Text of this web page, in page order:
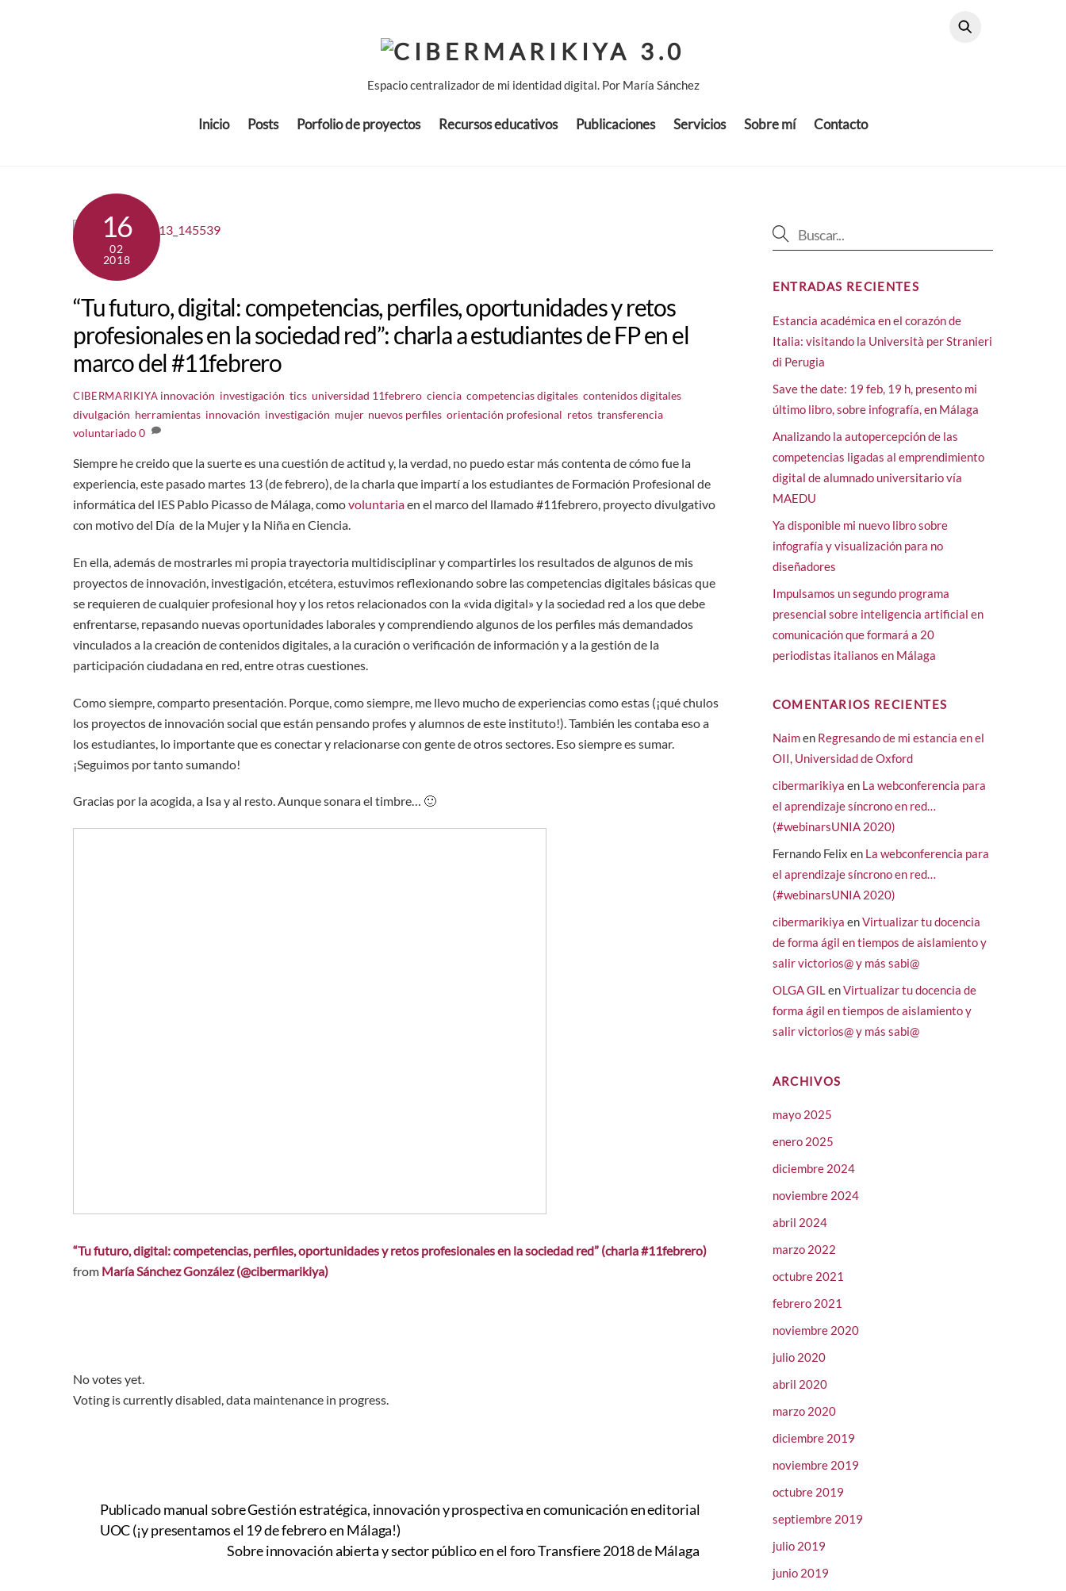
Espacio centralizador de mi identidad digital. Por María Sánchez
Inicio Posts Porfolio de proyectos Recursos educativos Publicaciones Servicios Sobre mí Contacto
16
02
2018
“Tu futuro, digital: competencias, perfiles, oportunidades y retos
profesionales en la sociedad red”: charla a estudiantes de FP en el
marco del #11febrero
CIBERMARIKIYA innovación investigación ,tics ,universidad 11febrero ,ciencia ,competencias digitales ,contenidos digitales
divulgación herramientas innovación investigación mujer, nuevos perfiles orientación profesional retos transferencia
voluntariado0
Siempre he creido que la suerte es una cuestión de actitud y, la verdad, no puedo estar más contenta de cómo fue la
experiencia, este pasado martes 13 (de febrero), de la charla que impartí a los estudiantes de Formación Profesional de
informática del IES Pablo Picasso de Málaga, comovoluntariaen el marco del llamado #11febrero, proyecto divulgativo
con motivo del Día de la Mujer y la Niña en Ciencia.
En ella, además de mostrarles mi propia trayectoria multidisciplinar y compartirles los resultados de algunos de mis
proyectos de innovación, investigación, etcétera, estuvimos reflexionando sobre las competencias digitales básicas que
se requieren de cualquier profesional hoy y los retos relacionados con la «vida digital» y la sociedad red a los que debe
enfrentarse, repasando nuevas oportunidades laborales y comprendiendo algunos de los perfiles más demandados
vinculados a la creación de contenidos digitales, a la curación o verificación de información y a la gestión de la
participación ciudadana en red, entre otras cuestiones.
Como siempre, comparto presentación. Porque, como siempre, me llevo mucho de experiencias como estas (¡qué chulos
los proyectos de innovación social que están pensando profes y alumnos de este instituto!). También les contaba eso a
los estudiantes, lo importante que es conectar y relacionarse con gente de otros sectores. Eso siempre es sumar.
¡Seguimos por tanto sumando!
Gracias por la acogida, a Isa y al resto. Aunque sonara el timbre… 🙂
“Tu futuro, digital: competencias, perfiles, oportunidades y retos profesionales en la sociedad red” (charla #11febrero)
from María Sánchez González (@cibermarikiya)
No votes yet.
Voting is currently disabled, data maintenance in progress.
Publicado manual sobre Gestión estratégica, innovación y prospectiva en comunicación en editorial
UOC (¡y presentamos el 19 de febrero en Málaga!)
Sobre innovación abierta y sector público en el foro Transfiere 2018 de Málaga
ENTRADAS RECIENTES
Estancia académica en el corazón de
Italia: visitando la Università per Stranieri
di Perugia
Save the date: 19 feb, 19 h, presento mi
último libro, sobre infografía, en Málaga
Analizando la autopercepción de las
competencias ligadas al emprendimiento
digital de alumnado universitario vía
MAEDU
Ya disponible mi nuevo libro sobre
infografía y visualización para no
diseñadores
Impulsamos un segundo programa
presencial sobre inteligencia artificial en
comunicación que formará a 20
periodistas italianos en Málaga
COMENTARIOS RECIENTES
Naimen Regresando de mi estancia en el
OII, Universidad de Oxford
cibermarikiya en La webconferencia para
el aprendizaje síncrono en red…
(#webinarsUNIA 2020)
Fernando Felix en La webconferencia para
el aprendizaje síncrono en red…
(#webinarsUNIA 2020)
cibermarikiya enVirtualizar tu docencia
de forma ágil en tiempos de aislamiento y
salir victorios@ y más sabi@
OLGA GILenVirtualizar tu docencia de
forma ágil en tiempos de aislamiento y
salir victorios@ y más sabi@
ARCHIVOS
mayo 2025
enero 2025
diciembre 2024
noviembre 2024
abril 2024
marzo 2022
octubre 2021
febrero 2021
noviembre 2020
julio 2020
abril 2020
marzo 2020
diciembre 2019
noviembre 2019
octubre 2019
septiembre 2019
julio 2019
junio 2019